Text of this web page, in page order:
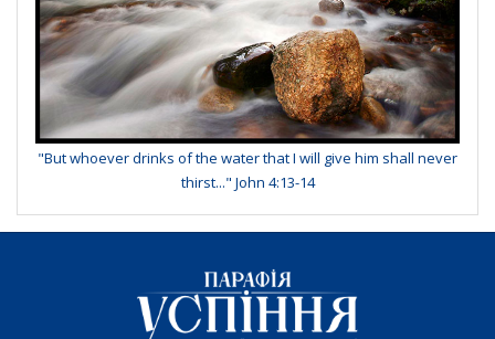
"But whoever drinks of the water that I will give him shall never
thirst..." John 4:13-14